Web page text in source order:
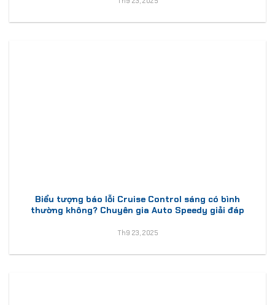
Biểu tượng báo lỗi Cruise Control sáng có bình
thường không? Chuyên gia Auto Speedy giải đáp
Th9 23, 2025